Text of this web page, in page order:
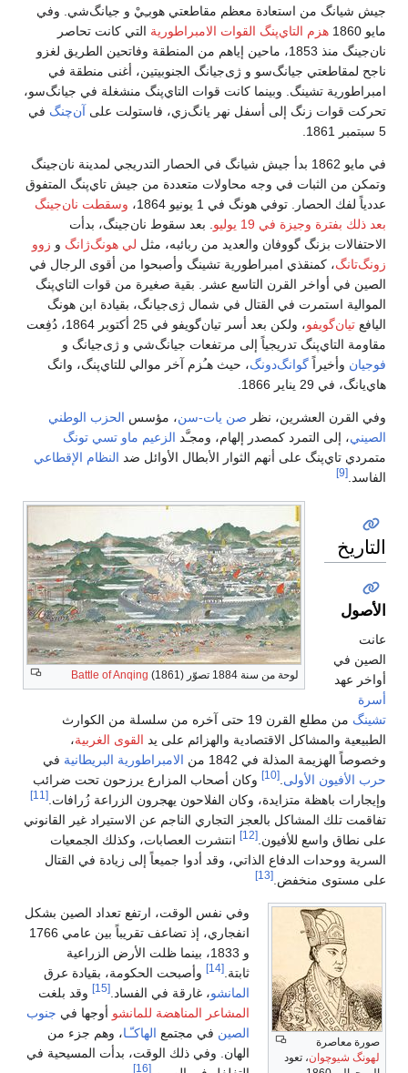
جيش شيانگ من استعادة معظم مقاطعتي هوبـِيْ و جيانگ‌شي. وفي
مايو 1860
هزم التاي‌پنگ القوات الامبراطورية التي كانت تحاصر
نان‌جينگ منذ 1853، ماحين إياهم من المنطقة وفاتحين الطريق لغزو
ناجح لمقاطعتي جيانگ‌سو و ژى‌جيانگ الجنوبيتين، أغنى منطقة في
امبراطورية تشينگ. وبينما كانت قوات التاي‌پنگ منشغلة في جيانگ‌سو،
تحركت قوات زنگ إلى أسفل نهر يانگ‌زي، فاستولت على آن‌چنگ في
5 سبتمبر 1861.
في مايو 1862 بدأ جيش شيانگ في الحصار التدريجي لمدينة نان‌جينگ
وتمكن من الثبات في وجه محاولات متعددة من جيش تاي‌پنگ المتفوق
عددياً لفك الحصار. توفي هونگ في 1 يونيو 1864،
وسقطت نان‌جينگ
بعد ذلك بفترة وجيزة في 19 يوليو
. بعد سقوط نان‌جينگ، بدأت
الاحتفالات بزنگ گووفان والعديد من ربائبه، مثل لي هونگ‌ژانگ و زوو
زونگ‌تانگ، كمنقذي امبراطورية تشينگ وأصبحوا من أقوى الرجال في
الصين في أواخر القرن التاسع عشر. بقية صغيرة من قوات التاي‌پنگ
الموالية استمرت في القتال في شمال ژى‌جيانگ، بقيادة ابن هونگ
اليافع تيان‌گويفو
، ولكن بعد أسر تيان‌گويفو في 25 أكتوبر 1864، دُفِعت
مقاومة التاي‌پنگ تدريجياً إلى مرتفعات جيانگ‌شي و ژى‌جيانگ و
فوجيان وأخيراً گوانگ‌دونگ، حيث هـُزم آخر موالي للتاي‌پنگ، وانگ
هاي‌يانگ، في 29 يناير 1866.
وفي القرن العشرين، نظر صن يات-سن، مؤسس الحزب الوطني
الصيني، إلى التمرد كمصدر إلهام، ومجـَّد الزعيم ماو تسي تونگ
متمردي تاي‌پنگ على أنهم الثوار الأبطال الأوائل ضد النظام الإقطاعي
الفاسد. [9]
لوحة من سنة 1884 تصوّر Battle of Anqing (1861)
التاريخ
الأصول
عانت
الصين في
أواخر عهد
أسرة
تشينگ
من مطلع القرن 19 حتى آخره من سلسلة من الكوارث
الطبيعية والمشاكل الاقتصادية والهزائم على يد القوى الغربية،
وخصوصاً الهزيمة المذلة في 1842 من
الامبراطورية البريطانية في
حرب الأفيون الأولى [10]
وكان أصحاب المزارع يرزحون تحت ضرائب
وإيجارات باهظة متزايدة، وكان الفلاحون يهجرون الزراعة زُرافات. [11]
تفاقمت تلك المشاكل بالعجز التجاري الناجم عن الاستيراد غير القانوني
على نطاق واسع للأفيون. [12]
انتشرت العصابات، وكذلك الجمعيات
السرية ووحدات الدفاع الذاتي، وقد أدوا جميعاً إلى زيادة في القتال
على مستوى منخفض. [13]
صورة معاصرة
لهونگ شيوچوان، تعود
وفي نفس الوقت، ارتفع تعداد الصين بشكل
انفجاري، إذ تضاعف تقريباً بين عامي 1766
و 1833، بينما ظلت الأرض الزراعية
ثابتة. [14]
وأصبحت الحكومة، بقيادة عرق
المانشو، غارقة في الفساد. [15]
وقد بلغت
المشاعر المناهضة للمانشو أوجها في جنوب
الصين في مجتمع الهاكـّـا، وهم جزء من
الهان. وفي ذلك الوقت، بدأت المسيحية في
[16]